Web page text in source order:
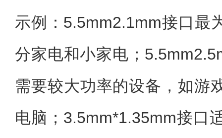
示例：5.5mm2.1mm接口最
分家电和小家电；
需要较大功率的设备，如游
电脑；3.5mm*1.35mm接口